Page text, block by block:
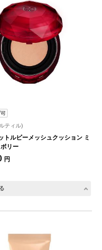
ティル)
トルビーメッシュクッション ミ
リー
円